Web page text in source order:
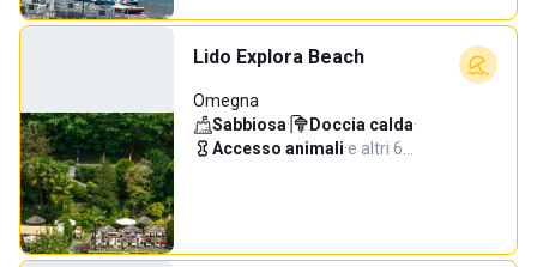
Lido Explora Beach
Omegna
Sabbiosa· Doccia calda·
Accesso animali·e altri 6…